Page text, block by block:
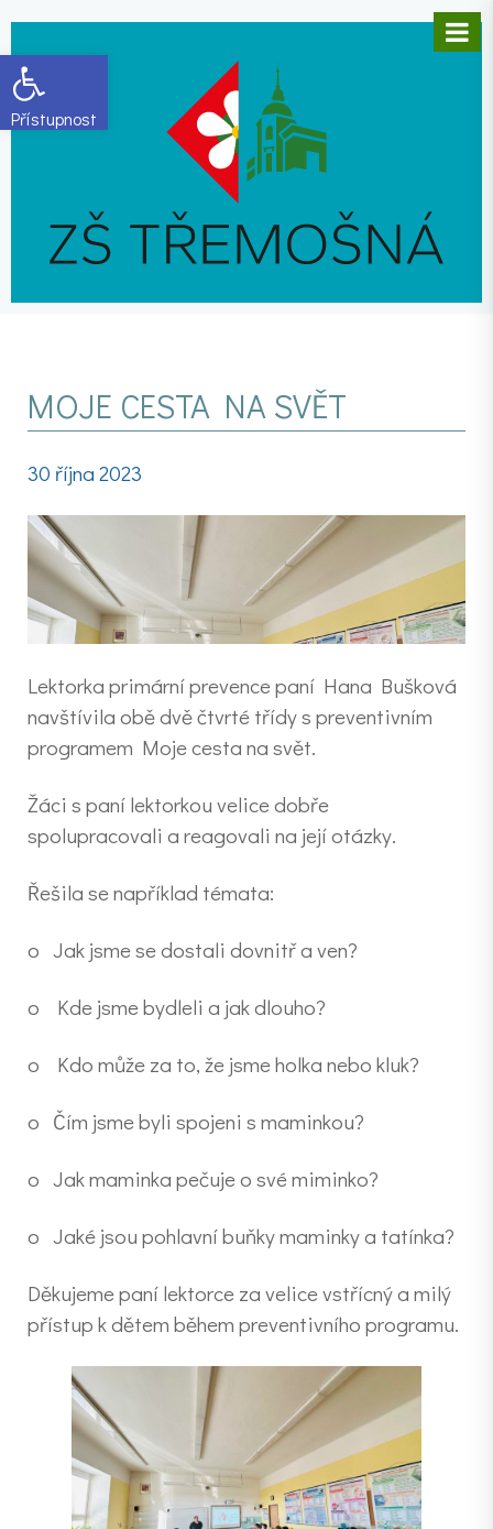
Open toolbar
MOJE CESTA NA SVĚT
30 října 2023
Lektorka primární prevence paní Hana Bušková
navštívila obě dvě čtvrté třídy s preventivním
programem Moje cesta na svět.
Žáci s paní lektorkou velice dobře
spolupracovali a reagovali na její otázky.
Řešila se například témata:
o Jak jsme se dostali dovnitř a ven?
o Kde jsme bydleli a jak dlouho?
o Kdo může za to, že jsme holka nebo kluk?
o Čím jsme byli spojeni s maminkou?
o Jak maminka pečuje o své miminko?
o Jaké jsou pohlavní buňky maminky a tatínka?
Děkujeme paní lektorce za velice vstřícný a milý
přístup k dětem během preventivního programu.